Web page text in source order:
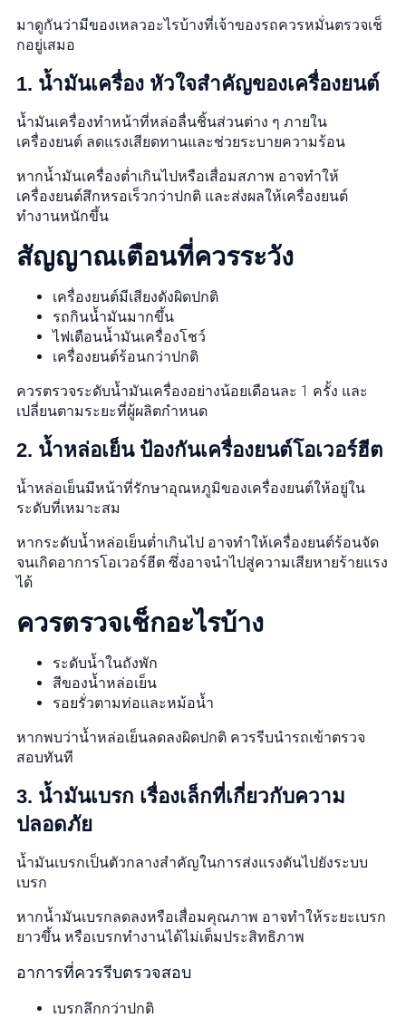
มาดูกันว่ามีของเหลวอะไรบ้างที่เจ้าของรถควรหมั่นตรวจเช็
กอยู่เสมอ
1. น้ำมันเครื่อง หัวใจสำคัญของเครื่องยนต์
น้ำมันเครื่องทำหน้าที่หล่อลื่นชิ้นส่วนต่าง ๆ ภายใน
เครื่องยนต์ ลดแรงเสียดทานและช่วยระบายความร้อน
หากน้ำมันเครื่องต่ำเกินไปหรือเสื่อมสภาพ อาจทำให้
เครื่องยนต์สึกหรอเร็วกว่าปกติ และส่งผลให้เครื่องยนต์
ทำงานหนักขึ้น
สัญญาณเตือนที่ควรระวัง
เครื่องยนต์มีเสียงดังผิดปกติ
รถกินน้ำมันมากขึ้น
ไฟเตือนน้ำมันเครื่องโชว์
เครื่องยนต์ร้อนกว่าปกติ
ควรตรวจระดับน้ำมันเครื่องอย่างน้อยเดือนละ 1 ครั้ง และ
เปลี่ยนตามระยะที่ผู้ผลิตกำหนด
2. น้ำหล่อเย็น ป้องกันเครื่องยนต์โอเวอร์ฮีต
น้ำหล่อเย็นมีหน้าที่รักษาอุณหภูมิของเครื่องยนต์ให้อยู่ใน
ระดับที่เหมาะสม
หากระดับน้ำหล่อเย็นต่ำเกินไป อาจทำให้เครื่องยนต์ร้อนจัด
จนเกิดอาการโอเวอร์ฮีต ซึ่งอาจนำไปสู่ความเสียหายร้ายแรง
ได้
ควรตรวจเช็กอะไรบ้าง
ระดับน้ำในถังพัก
สีของน้ำหล่อเย็น
รอยรั่วตามท่อและหม้อน้ำ
หากพบว่าน้ำหล่อเย็นลดลงผิดปกติ ควรรีบนำรถเข้าตรวจ
สอบทันที
3. น้ำมันเบรก เรื่องเล็กที่เกี่ยวกับความ
ปลอดภัย
น้ำมันเบรกเป็นตัวกลางสำคัญในการส่งแรงดันไปยังระบบ
เบรก
หากน้ำมันเบรกลดลงหรือเสื่อมคุณภาพ อาจทำให้ระยะเบรก
ยาวขึ้น หรือเบรกทำงานได้ไม่เต็มประสิทธิภาพ
อาการที่ควรรีบตรวจสอบ
เบรกลึกกว่าปกติ